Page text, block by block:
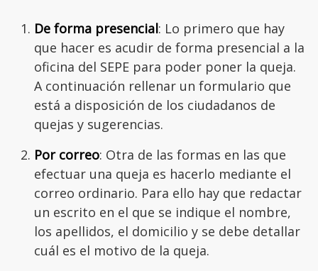
De forma presencial: Lo primero que hay
que hacer es acudir de forma presencial a la
oficina del SEPE para poder poner la queja.
A continuación rellenar un formulario que
está a disposición de los ciudadanos de
quejas y sugerencias.
Por correo: Otra de las formas en las que
efectuar una queja es hacerlo mediante el
correo ordinario. Para ello hay que redactar
un escrito en el que se indique el nombre,
los apellidos, el domicilio y se debe detallar
cuál es el motivo de la queja.